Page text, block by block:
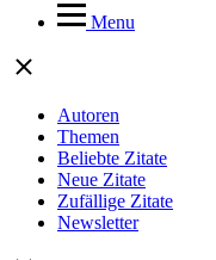
Menu
Autoren
Themen
Beliebte Zitate
Neue Zitate
Zufällige Zitate
Newsletter